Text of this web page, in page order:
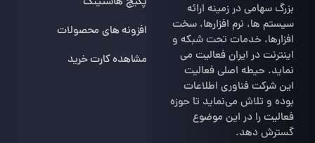
بزرگ سهامی در زمینه ارائه
سیستم ها، نرم افزارها، سخت
افزارها، خدمات تحت شبکه و
اینترنت در ایران فعالیت می
نماید. حیطه اصلی فعالیت
این شرکت فناوری اطلاعات
بوده و تلاش می‌نماید تا حوزه
فعالیت را در این موضوع
گسترش دهد.
افزونه های محصولات
مشاهده کارت خرید